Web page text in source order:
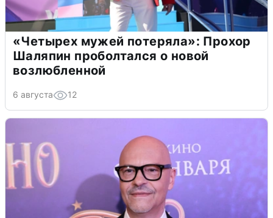
«Четырех мужей потеряла»: Прохор
Шаляпин проболтался о новой
возлюбленной
6 августа 12